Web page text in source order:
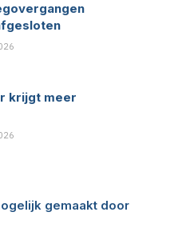
krijgt meer
gemaakt door